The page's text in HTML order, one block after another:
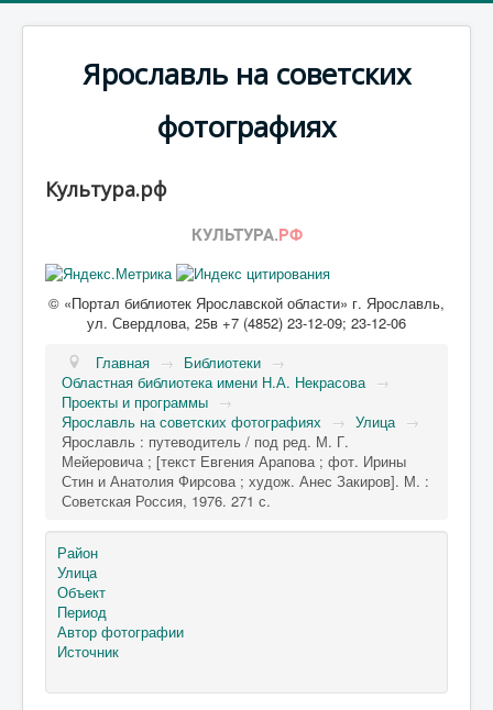
Ярославль на советских
фотографиях
Культура.рф
© «Портал библиотек Ярославской области» г. Ярославль,
ул. Свердлова, 25в +7 (4852) 23-12-09; 23-12-06
Главная → Библиотеки →
Областная библиотека имени Н.А. Некрасова →
Проекты и программы →
Ярославль на советских фотографиях
→ Улица →
Ярославль : путеводитель / под ред. М. Г.
Мейеровича ; [текст Евгения Арапова ; фот. Ирины
Стин и Анатолия Фирсова ; худож. Анес Закиров]. М. :
Советская Россия, 1976. 271 с.
Район
Улица
Объект
Период
Автор фотографии
Источник